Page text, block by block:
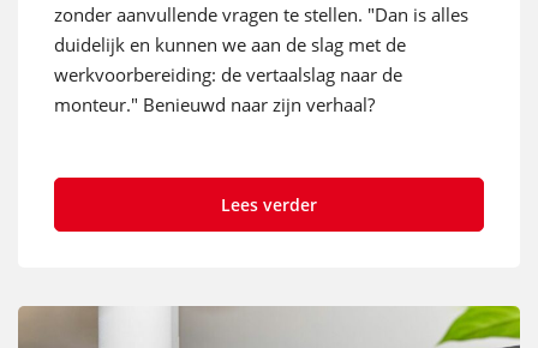
zonder aanvullende vragen te stellen. "Dan is alles
duidelijk en kunnen we aan de slag met de
werkvoorbereiding: de vertaalslag naar de
monteur." Benieuwd naar zijn verhaal?
Lees verder